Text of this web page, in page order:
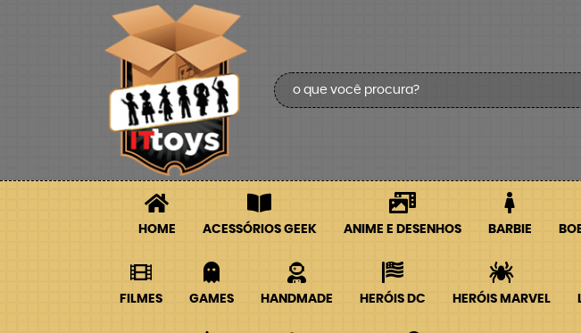
HOME ACESSÓRIOS GEEK ANIME E DESENHOS BARBIE
FILMES GAMES HANDMADE HERÓIS DC HERÓIS MARVEL